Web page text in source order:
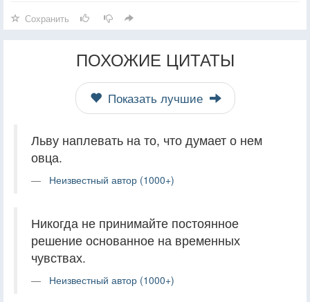
Сохранить
ПОХОЖИЕ ЦИТАТЫ
Показать лучшие
Льву наплевать на то, что думает о нем
овца.
Неизвестный автор (1000+)
Никогда не принимайте постоянное
решение основанное на временных
чувствах.
Неизвестный автор (1000+)